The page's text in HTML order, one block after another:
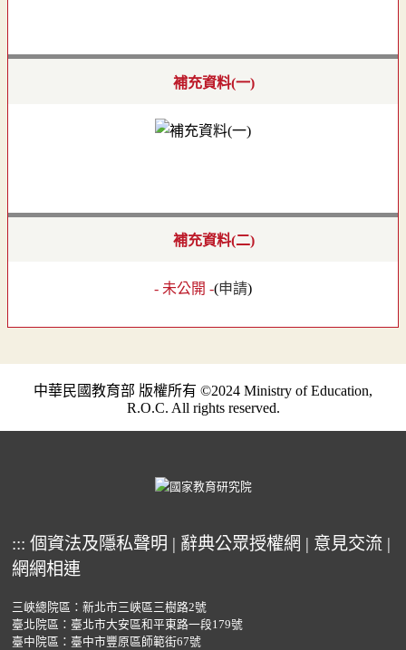
補充資料(一)
補充資料(二)
- 未公開 -(申請)
中華民國教育部 版權所有 ©2024 Ministry of Education,
R.O.C. All rights reserved.
::: 個資法及隱私聲明 | 辭典公眾授權網 | 意見交流 |
網網相連
三峽總院區：新北市三峽區三樹路2號
臺北院區：臺北市大安區和平東路一段179號
臺中院區：臺中市豐原區師範街67號